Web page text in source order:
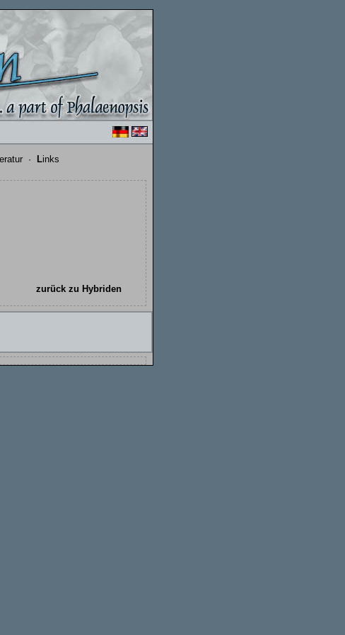
· Links
zurück zu Hybriden